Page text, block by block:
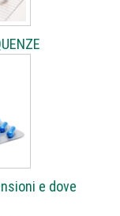
e dove